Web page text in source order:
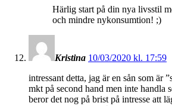
Härlig start på din nya livsstil
och mindre nykonsumtion! ;)
Kristina 10/03/2020 kl. 17:59
intressant detta, jag är en sån som är
mkt på second hand men inte handla
beror det nog på brist på intresse att